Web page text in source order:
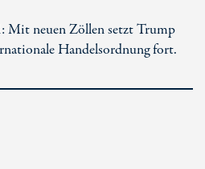
Mit neuen Zöllen setzt Trump
Handelsordnung fort.